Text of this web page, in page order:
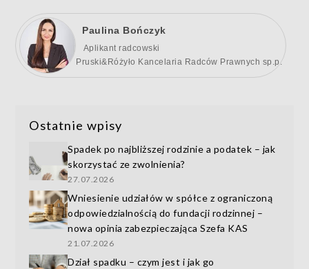
Paulina Bończyk
Aplikant radcowski
Pruski&Różyło Kancelaria Radców Prawnych sp.p.
Ostatnie wpisy
Spadek po najbliższej rodzinie a podatek – jak
skorzystać ze zwolnienia?
27.07.2026
Wniesienie udziałów w spółce z ograniczoną
odpowiedzialnością do fundacji rodzinnej –
nowa opinia zabezpieczająca Szefa KAS
21.07.2026
Dział spadku – czym jest i jak go